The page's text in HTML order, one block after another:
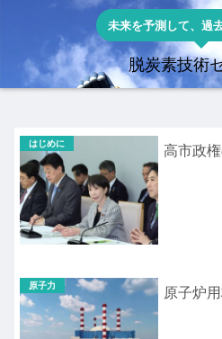
未来を予測して、過
脱炭素技術
はじめに 高市政
原子力 原子炉